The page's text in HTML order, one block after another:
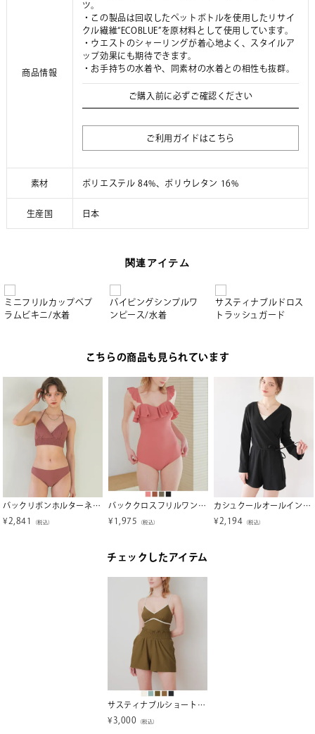
商品情報
ツ。
・この製品は回収したペットボトルを使用したリサイ
クル繊維“ECOBLUE”を原材料として使用しています。
・ウエストのシャーリングが着心地よく、スタイルア
ップ効果にも期待できます。
・お手持ちの水着や、同素材の水着との相性も抜群。
ご購入前に必ずご確認ください
ご利用ガイドはこちら
素材 ポリエステル 84%、ポリウレタン 16%
生産国 日本
関連アイテム
ミニフリルカップペプ
ラムビキニ/水着
パイピングシンプルワ
ンピース/水着
サスティナブルドロス
トラッシュガード
こちらの商品も見られています
バックリボンホルターネックビキニ/水着【SEADRESS シードレス】【メール便可／100】
¥ 2,841 （税込）
バッククロスフリルワンピース/水着【SEADRESS シードレス】
¥ 1,975 （税込）
カシュクールオールインワン/ラッシュガード/水着【SEADRESS シードレス】
¥ 2,194 （税込）
チェックしたアイテム
サスティナブルショートパンツ/水着【SEADRESS シードレス】
¥ 3,000 （税込）